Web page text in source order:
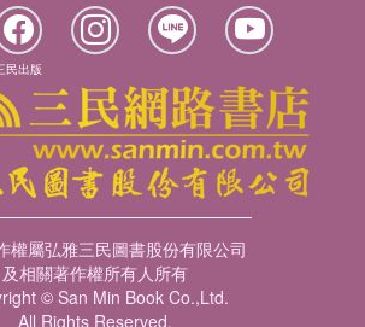
民出版
權屬弘雅三民圖書股份有限公司
及相關著作權所有人所有
© San Min Book Co.,Ltd.
All Rights Reserved.